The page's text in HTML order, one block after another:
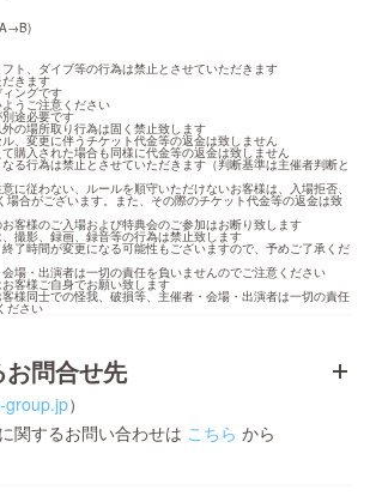
ト、ダイブ等の行為は禁止とさせていただきます
きます
ングです
うご注意ください
途必要です
の場所取り行為は固く禁止致します
、変更に伴うチケット代金等の返金は致しません
購入された場合も同様に代金等の返金は致しません
る行為は禁止とさせていただきます（判断基準は主催者判断と
に従わない、ルールを順守いただけないお客様は、入場拒否、
場合がございます。また、その際のチケット代金等の返金は致
客様のご入場および特典会のご参加はお断り致します
撮影、録画、録音等の行為は禁止致します
了時間が変更になる可能性もございますので、予めご了承くだ
場・出演者は一切の責任を負いませんのでご注意ください
客様ご自身でお願い致します
様同士での怪我、破損等、主催者・会場・出演者は一切の責任
ださい
問合せ先
group.jp）
関するお問い合わせは こちら から